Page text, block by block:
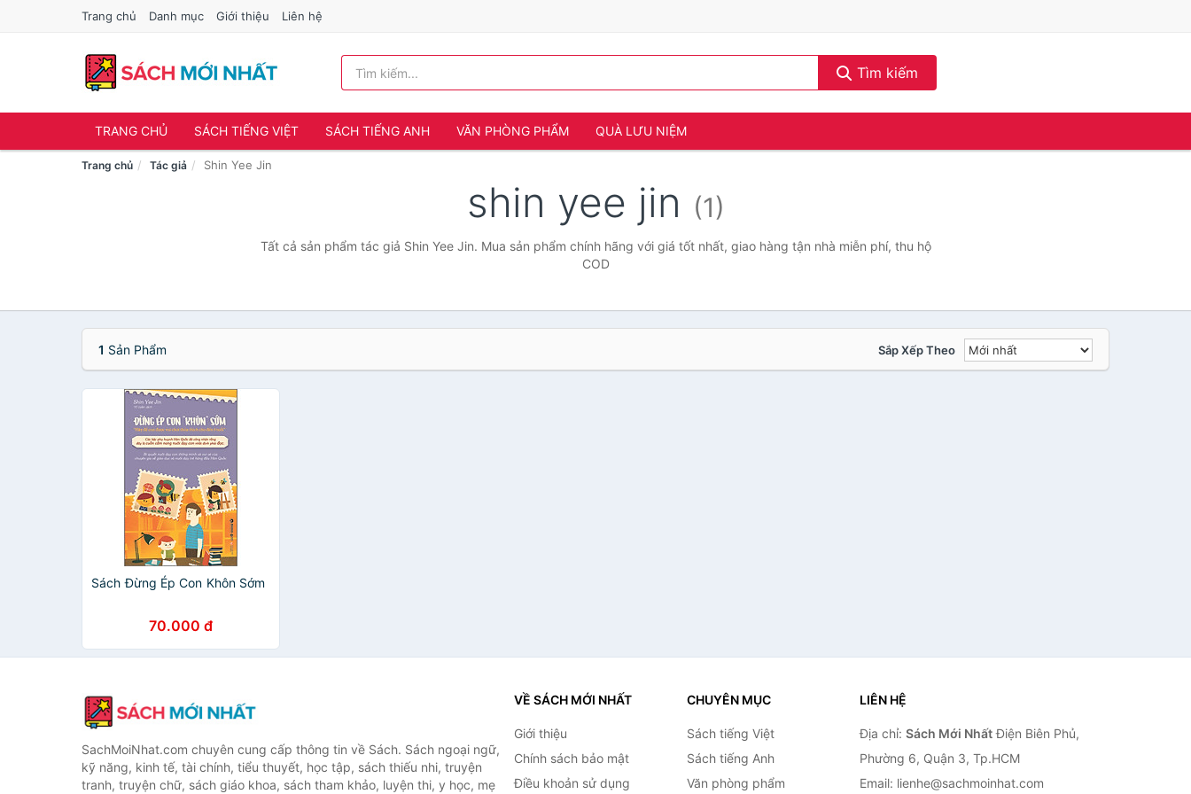
Trang chủ Danh mục Giới thiệu Liên hệ
Tìm kiếm
TRANG CHỦ SÁCH TIẾNG VIỆT SÁCH TIẾNG ANH VĂN PHÒNG PHẨM QUÀ LƯU NIỆM
Trang chủ Tác giả Shin Yee Jin
shin yee jin (1)
Tất cả sản phẩm tác giả Shin Yee Jin. Mua sản phẩm chính hãng với giá tốt nhất, giao hàng tận nhà miễn phí, thu hộ
COD
1 Sản Phẩm Sắp Xếp Theo
Sách Đừng Ép Con Khôn Sớm
70.000 đ
SachMoiNhat.com chuyên cung cấp thông tin về Sách. Sách ngoại ngữ,
kỹ năng, kinh tế, tài chính, tiểu thuyết, học tập, sách thiếu nhi, truyện
tranh, truyện chữ, sách giáo khoa, sách tham khảo, luyện thi, y học, mẹ
VỀ SÁCH MỚI NHẤT
Giới thiệu
Chính sách bảo mật
Điều khoản sử dụng
CHUYÊN MỤC
Sách tiếng Việt
Sách tiếng Anh
Văn phòng phẩm
LIÊN HỆ
Địa chỉ: Sách Mới NhấtĐiện Biên Phủ,
Phường 6, Quận 3, Tp.HCM
Email: lienhe@sachmoinhat.com